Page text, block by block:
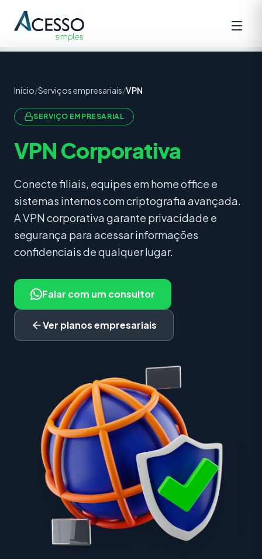
Início/Serviços empresariais/VPN
SERVIÇO EMPRESARIAL
VPN Corporativa
Conecte filiais, equipes em home office e
sistemas internos com criptografia avançada.
A VPN corporativa garante privacidade e
segurança para acessar informações
confidenciais de qualquer lugar.
Falar com um consultor
Ver planos empresariais